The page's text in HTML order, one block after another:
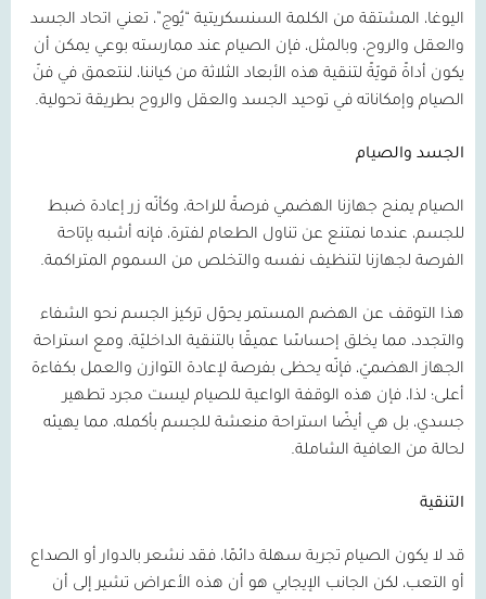
اليوغا، المشتقة من الكلمة السنسكريتية “يُوج”، تعني اتحاد الجسد
والعقل والروح، وبالمثل، فإن الصيام عند ممارسته بوعي يمكن أن
يكون أداةً قويّةً لتنقية هذه الأبعاد الثلاثة من كياننا، لنتعمق في فنّ
الصيام وإمكاناته في توحيد الجسد والعقل والروح بطريقة تحولية.
الجسد والصيام
الصيام يمنح جهازنا الهضمي فرصةً للراحة، وكأنّه زر إعادة ضبط
للجسم، عندما نمتنع عن تناول الطعام لفترة، فإنه أشبه بإتاحة
الفرصة لجهازنا لتنظيف نفسه والتخلص من السموم المتراكمة.
هذا التوقف عن الهضم المستمر يحوّل تركيز الجسم نحو الشفاء
والتجدد، مما يخلق إحساسًا عميقًا بالتنقية الداخليّة، ومع استراحة
الجهاز الهضميّ، فإنّه يحظى بفرصة لإعادة التوازن والعمل بكفاءة
أعلى؛ لذا، فإن هذه الوقفة الواعية للصيام ليست مجرد تطهير
جسدي، بل هي أيضًا استراحة منعشة للجسم بأكمله، مما يهيئه
لحالة من العافية الشاملة.
التنقية
قد لا يكون الصيام تجربة سهلة دائمًا، فقد نشعر بالدوار أو الصداع
أو التعب، لكن الجانب الإيجابي هو أن هذه الأعراض تشير إلى أن